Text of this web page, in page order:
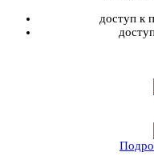
доступ к